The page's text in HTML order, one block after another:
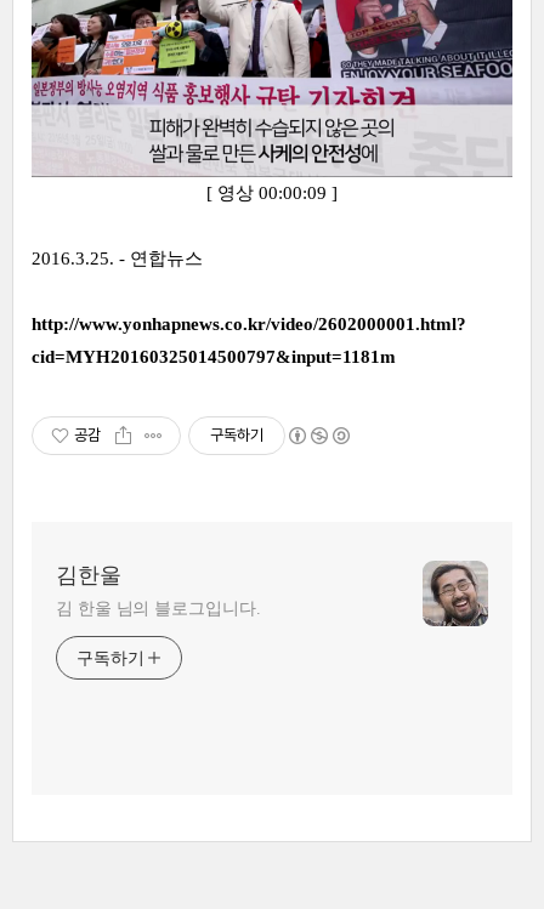
[ 영상 00:00:09 ]
2016.3.25. - 연합뉴스
http://www.yonhapnews.co.kr/video/2602000001.html?
cid=MYH20160325014500797&input=1181m
공감 구독하기
김한울
김 한울 님의 블로그입니다.
구독하기